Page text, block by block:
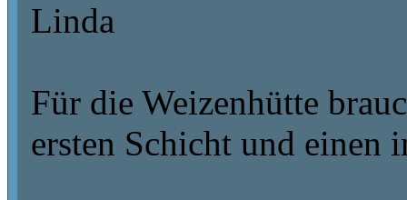
Linda
Für die Weizenhütte
ersten Schicht und einen